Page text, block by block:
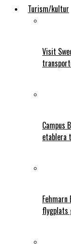
Turism/kultur
Visit
Campus
etablera
Fehmarn
flygplats